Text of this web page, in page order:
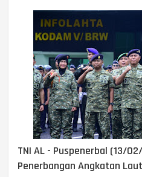
TNI AL - Puspenerbal (13/
Penerbangan Angkatan